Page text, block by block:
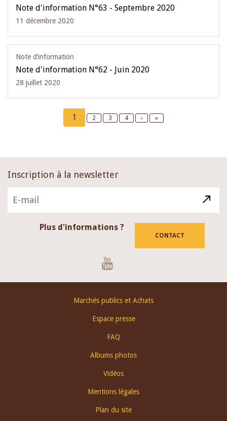
Note d'information N°63 - Septembre 2020
11 décembre 2020
Note d’information
Note d'information N°62 - Juin 2020
28 juillet 2020
Current
page
1 Page
2 Page
3 Page
4
Next
›
Last
»
Inscription à la newsletter
Plus d'informations ?
CONTACT
Marchés publics et Achats
Espace presse
FAQ
Albums photos
Vidéos
Mentions légales
Plan du site